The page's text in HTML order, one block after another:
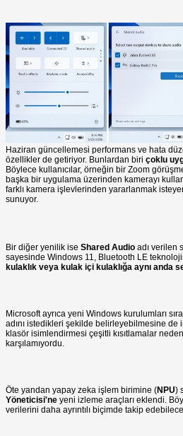
Haziran güncellemesi performans ve hata
özellikler de getiriyor. Bunlardan biri çoklu
Böylece kullanıcılar, örneğin bir Zoom
başka bir uygulama üzerinden kamerayı
farklı kamera işlevlerinden yararlanmak
sunuyor.
Bir diğer yenilik ise Shared Audio adı verilen
sayesinde Windows 11, Bluetooth LE
kulaklık veya kulak içi kulaklığa aynı anda
Microsoft ayrıca yeni Windows kurulumları
adını istedikleri şekilde belirleyebilmesine de
klasör isimlendirmesi çeşitli kısıtlamalar
karşılamıyordu.
Öte yandan yapay zeka işlem birimine (NPU)
Yöneticisi'ne yeni izleme araçları eklendi.
verilerini daha ayrıntılı biçimde takip